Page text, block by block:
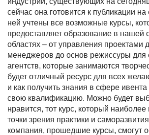
сейчас она готовится к публикации
ней учтены все возможные курсы,
предоставляет образование в нашей
областях – от управления проектами
менеджеров до основ режиссуры для
агентств, которые занимаются
будет отличный ресурс для всех
и как получить знания в сфере
свою квалификацию. Можно будет
нравится, тот курс, который наиболее
точки зрения практики и
компания, прошедшие курсы, смогут